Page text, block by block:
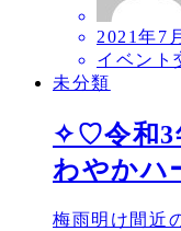
2021年7
イベント
未分類
✧♡令和3
わやかハ
梅雨明け間近